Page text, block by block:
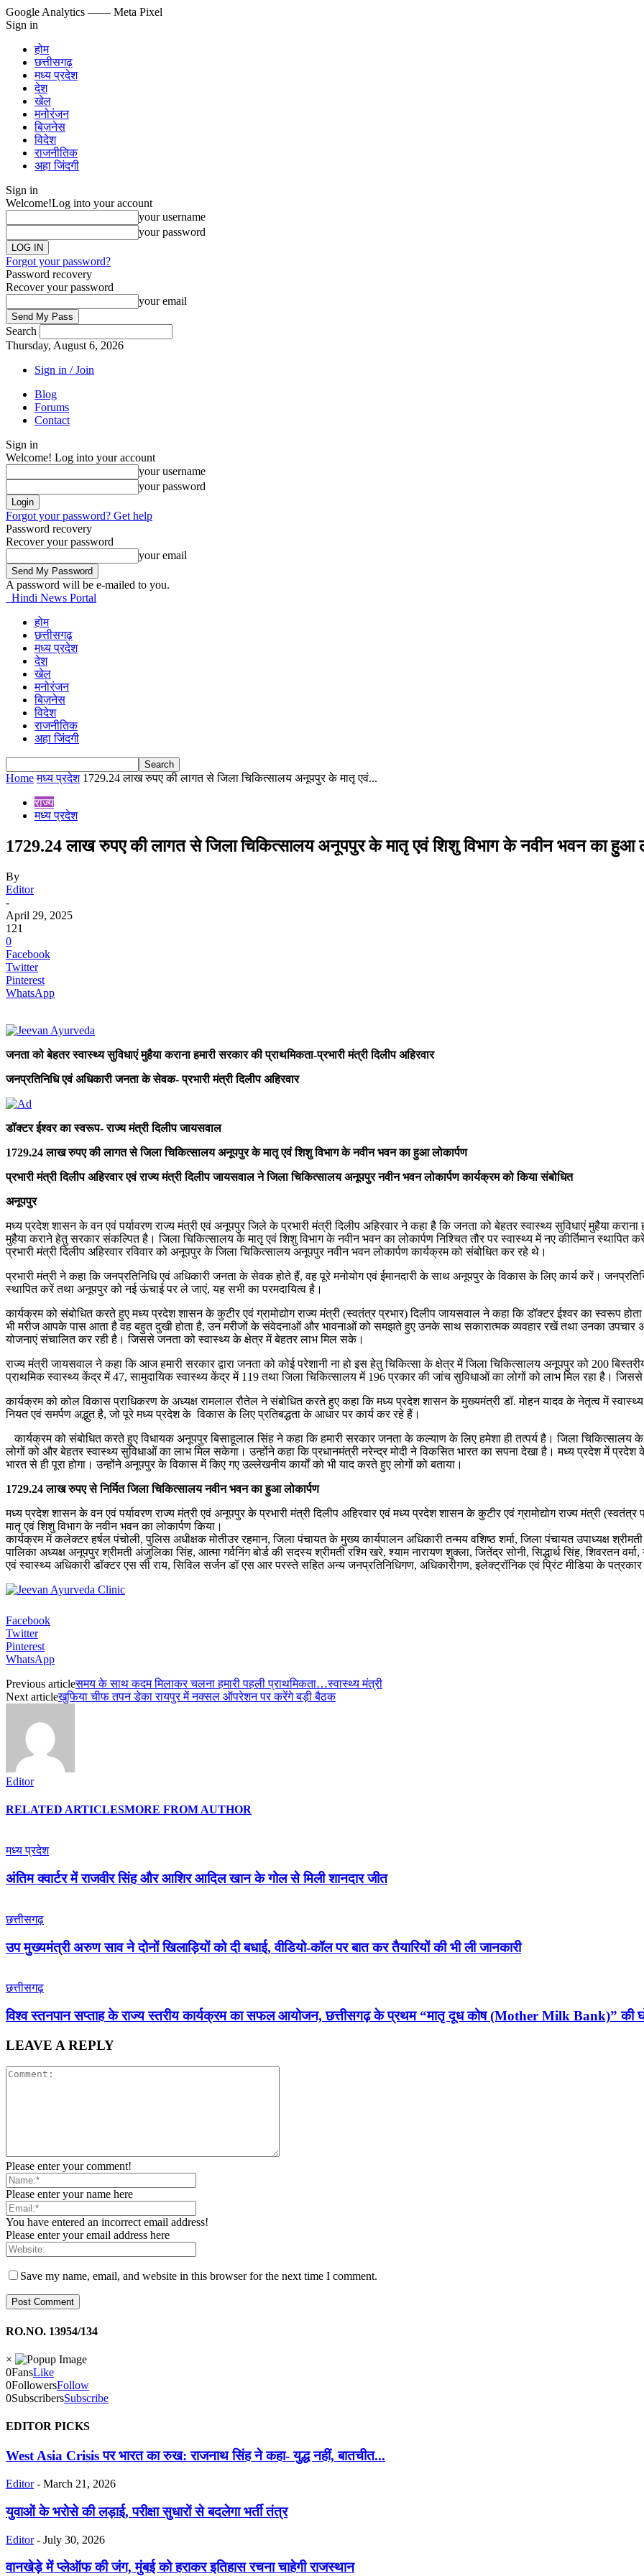
Google Analytics —— Meta Pixel
Sign in
होम
छत्तीसगढ़
मध्य प्रदेश
देश
खेल
मनोरंजन
बिज़नेस
विदेश
राजनीतिक
अहा जिंदगी
Sign in
Welcome!Log into your account
your username
your password
Forgot your password?
Password recovery
Recover your password
your email
Search
Thursday, August 6, 2026
Sign in / Join
Blog
Forums
Contact
Sign in
Welcome! Log into your account
your username
your password
Forgot your password? Get help
Password recovery
Recover your password
your email
A password will be e-mailed to you.
Hindi News Portal
होम
छत्तीसगढ़
मध्य प्रदेश
देश
खेल
मनोरंजन
बिज़नेस
विदेश
राजनीतिक
अहा जिंदगी
Home मध्य प्रदेश 1729.24 लाख रुपए की लागत से जिला चिकित्सालय अनूपपुर के मातृ एवं...
राज्य
मध्य प्रदेश
1729.24 लाख रुपए की लागत से जिला चिकित्सालय अनूपपुर के मातृ एवं शिशु विभाग के नवीन भवन का हुआ
By
Editor
-
April 29, 2025
121
0
Facebook
Twitter
Pinterest
WhatsApp
जनता को बेहतर स्वास्थ्य सुविधाएं मुहैया कराना हमारी सरकार की प्राथमिकता-प्रभारी मंत्री दिलीप अहिरवार
जनप्रतिनिधि एवं अधिकारी जनता के सेवक- प्रभारी मंत्री दिलीप अहिरवार
डॉक्टर ईश्वर का स्वरूप- राज्य मंत्री दिलीप जायसवाल
1729.24 लाख रुपए की लागत से जिला चिकित्सालय अनूपपुर के मातृ एवं शिशु विभाग के नवीन भवन का हुआ लोकार्पण
प्रभारी मंत्री दिलीप अहिरवार एवं राज्य मंत्री दिलीप जायसवाल ने जिला चिकित्सालय अनूपपुर नवीन भवन लोकार्पण कार्यक्रम को किया संबोधित
अनूपपुर
मध्य प्रदेश शासन के वन एवं पर्यावरण राज्य मंत्री एवं अनूपपुर जिले के प्रभारी मंत्री दिलीप अहिरवार ने कहा है कि जनता को बेहतर स्वास्थ्य सुविधाएं मुहैया
मुहैया कराने हेतु सरकार संकल्पित है। जिला चिकित्सालय के मातृ एवं शिशु विभाग के नवीन भवन का लोकार्पण निश्चित तौर पर स्वास्थ्य में नए कीर्तिमान
प्रभारी मंत्री दिलीप अहिरवार रविवार को अनूपपुर के जिला चिकित्सालय अनूपपुर नवीन भवन लोकार्पण कार्यक्रम को संबोधित कर रहे थे।
प्रभारी मंत्री ने कहा कि जनप्रतिनिधि एवं अधिकारी जनता के सेवक होते हैं, वह पूरे मनोयोग एवं ईमानदारी के साथ अनूपपुर के विकास के लिए कार्य करें।
स्थापित करें तथा अनूपपुर को नई ऊंचाई पर ले जाएं, यह सभी का परमदायित्व है।
कार्यक्रम को संबोधित करते हुए मध्य प्रदेश शासन के कुटीर एवं ग्रामोद्योग राज्य मंत्री (स्वतंत्र प्रभार) दिलीप जायसवाल ने कहा कि डॉक्टर ईश्वर का स्वरूप
भी मरीज आपके पास आता है वह बहुत दुखी होता है, उन मरीजों के संवेदनाओं और भावनाओं को समझते हुए उनके साथ सकारात्मक व्यवहार रखें तथा उनका
योजनाएं संचालित कर रही है। जिससे जनता को स्वास्थ्य के क्षेत्र में बेहतर लाभ मिल सके।
राज्य मंत्री जायसवाल ने कहा कि आज हमारी सरकार द्वारा जनता को कोई परेशानी ना हो इस हेतु चिकित्सा के क्षेत्र में जिला चिकित्सालय अनूपपुर को 200
प्राथमिक स्वास्थ्य केंद्र में 47, सामुदायिक स्वास्थ्य केंद्र में 119 तथा जिला चिकित्सालय में 196 प्रकार की जांच सुविधाओं का लोगों को लाभ मिल रहा है।
कार्यक्रम को कोल विकास प्राधिकरण के अध्यक्ष रामलाल रौतेल ने संबोधित करते हुए कहा कि मध्य प्रदेश शासन के मुख्यमंत्री डॉ. मोहन यादव के नेतृत्व में
नियत एवं समर्पण अद्भुत है, जो पूरे मध्य प्रदेश के विकास के लिए प्रतिबद्धता के आधार पर कार्य कर रहे हैं।
कार्यक्रम को संबोधित करते हुए विधायक अनूपपुर बिसाहूलाल सिंह ने कहा कि हमारी सरकार जनता के कल्याण के लिए हमेशा ही तत्पर्य है। जिला चिकित्सालय
लोगों को और बेहतर स्वास्थ्य सुविधाओं का लाभ मिल सकेगा। उन्होंने कहा कि प्रधानमंत्री नरेन्द्र मोदी ने विकसित भारत का सपना देखा है। मध्य प्रदेश में प्रदेश
भारत से ही पूरा होगा। उन्होंने अनूपपुर के विकास में किए गए उल्लेखनीय कार्यों को भी याद करते हुए लोगों को बताया।
1729.24 लाख रुपए से निर्मित जिला चिकित्सालय नवीन भवन का हुआ लोकार्पण
मध्य प्रदेश शासन के वन एवं पर्यावरण राज्य मंत्री एवं अनूपपुर के प्रभारी मंत्री दिलीप अहिरवार एवं मध्य प्रदेश शासन के कुटीर एवं ग्रामोद्योग राज्य मंत्री
मातृ एवं शिशु विभाग के नवीन भवन का लोकार्पण किया।
कार्यक्रम में कलेक्टर हर्षल पंचोली, पुलिस अधीक्षक मोतीउर रहमान, जिला पंचायत के मुख्य कार्यपालन अधिकारी तन्मय वशिष्ठ शर्मा, जिला पंचायत उपाध्यक्ष श्रीमती
पालिका अध्यक्ष अनूपपुर श्रीमती अंजुलिका सिंह, आत्मा गर्वनिंग बोर्ड की सदस्य श्रीमती रश्मि खरे, श्याम नारायण शुक्ला, जितेंद्र सोनी, सिद्धार्थ सिंह, शिवरतन
एवं स्वास्थ्य अधिकारी डॉक्टर एस सी राय, सिविल सर्जन डॉ एस आर परस्ते सहित अन्य जनप्रतिनिधिगण, अधिकारीगण, इलेक्ट्रॉनिक एवं प्रिंट मीडिया के
Facebook
Twitter
Pinterest
WhatsApp
Previous articleसमय के साथ कदम मिलाकर चलना हमारी पहली प्राथमिकता…स्वास्थ्य मंत्री
Next articleखुफिया चीफ तपन डेका रायपुर में नक्सल ऑपरेशन पर करेंगे बड़ी बैठक
Editor
RELATED ARTICLESMORE FROM AUTHOR
मध्य प्रदेश
अंतिम क्वार्टर में राजवीर सिंह और आशिर आदिल खान के गोल से मिली शानदार जीत
छत्तीसगढ़
उप मुख्यमंत्री अरुण साव ने दोनों खिलाड़ियों को दी बधाई, वीडियो-कॉल पर बात कर तैयारियों की भी ली जानकारी
छत्तीसगढ़
विश्व स्तनपान सप्ताह के राज्य स्तरीय कार्यक्रम का सफल आयोजन, छत्तीसगढ़ के प्रथम “मातृ दूध कोष (Mother Milk Bank)” की
LEAVE A REPLY
Please enter your comment!
Please enter your name here
You have entered an incorrect email address!
Please enter your email address here
Save my name, email, and website in this browser for the next time I comment.
RO.NO. 13954/134
×
0FansLike
0FollowersFollow
0SubscribersSubscribe
EDITOR PICKS
West Asia Crisis पर भारत का रुख: राजनाथ सिंह ने कहा- युद्ध नहीं, बातचीत...
Editor - March 21, 2026
युवाओं के भरोसे की लड़ाई, परीक्षा सुधारों से बदलेगा भर्ती तंत्र
Editor - July 30, 2026
वानखेड़े में प्लेऑफ की जंग, मुंबई को हराकर इतिहास रचना चाहेगी राजस्थान